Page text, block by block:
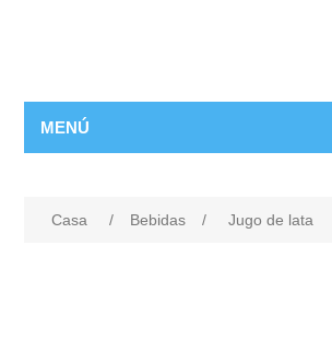
MENÚ
Casa / Bebidas / Jugo de lata